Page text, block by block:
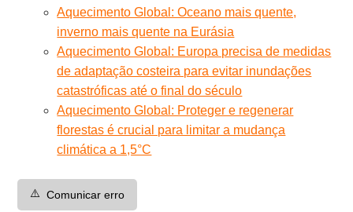
Aquecimento Global: Oceano mais quente,
inverno mais quente na Eurásia
Aquecimento Global: Europa precisa de medidas
de adaptação costeira para evitar inundações
catastróficas até o final do século
Aquecimento Global: Proteger e regenerar
florestas é crucial para limitar a mudança
climática a 1,5°C
⚠️ Comunicar erro